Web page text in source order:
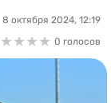
8 октября 2024, 12:19
★★★★
★★★★ 0 голосов